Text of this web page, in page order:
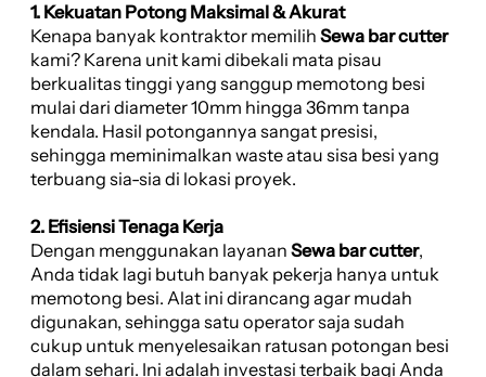
1. Kekuatan Potong Maksimal & Akurat
Kenapa banyak kontraktor memilih Sewa bar cutter
kami? Karena unit kami dibekali mata pisau
berkualitas tinggi yang sanggup memotong besi
mulai dari diameter 10mm hingga 36mm tanpa
kendala. Hasil potongannya sangat presisi,
sehingga meminimalkan waste atau sisa besi yang
terbuang sia-sia di lokasi proyek.
2. Efisiensi Tenaga Kerja
Dengan menggunakan layanan Sewa bar cutter,
Anda tidak lagi butuh banyak pekerja hanya untuk
memotong besi. Alat ini dirancang agar mudah
digunakan, sehingga satu operator saja sudah
cukup untuk menyelesaikan ratusan potongan besi
dalam sehari. Ini adalah investasi terbaik bagi Anda